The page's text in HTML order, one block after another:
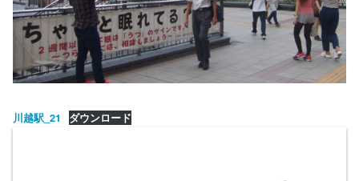
川越駅_21 ダウンロード